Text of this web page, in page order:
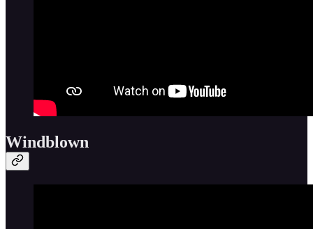
Windblown